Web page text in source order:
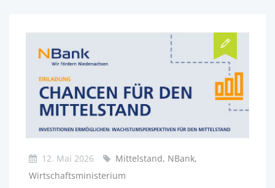
12. Mai 2026
Mittelstand, NBank,
Wirtschaftsministerium